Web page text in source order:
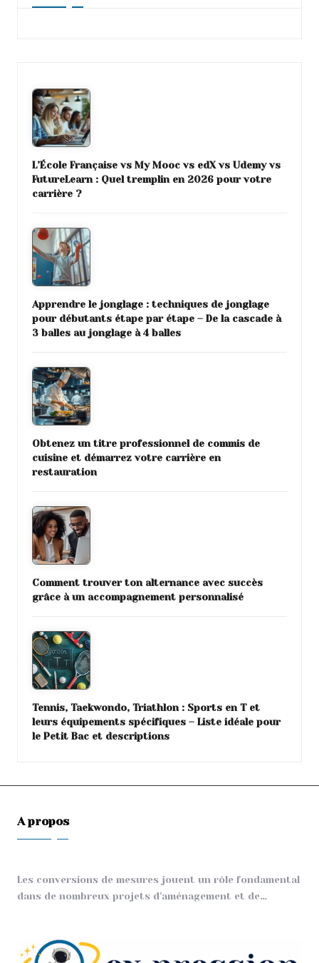
L’École Française vs My Mooc vs edX vs Udemy vs
FutureLearn : Quel tremplin en 2026 pour votre
carrière ?
Apprendre le jonglage : techniques de jonglage
pour débutants étape par étape – De la cascade à
3 balles au jonglage à 4 balles
Obtenez un titre professionnel de commis de
cuisine et démarrez votre carrière en
restauration
Comment trouver ton alternance avec succès
grâce à un accompagnement personnalisé
Tennis, Taekwondo, Triathlon : Sports en T et
leurs équipements spécifiques – Liste idéale pour
le Petit Bac et descriptions
A propos
Les conversions de mesures jouent un rôle fondamental
dans de nombreux projets d'aménagement et de…